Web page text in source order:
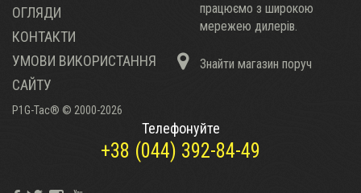
ОГЛЯДИ
КОНТАКТИ
УМОВИ ВИКОРИСТАННЯ
САЙТУ
P1G-Tac® © 2000-2026
працюємо з широкою
мережею дилерів.
Знайти магазин поруч
Телефонуйте
+38 (044) 392-84-49